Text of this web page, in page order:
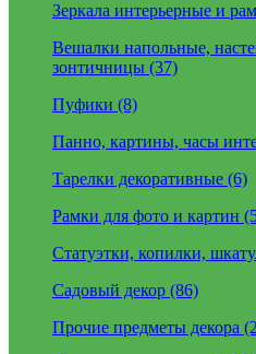
Зеркала интерьерные и
Вешалки напольные,
зонтичницы (37)
Пуфики (8)
Панно, картины, часы
Тарелки декоративные (6)
Рамки для фото и картин
Статуэтки, копилки,
Садовый декор (86)
Прочие предметы декора